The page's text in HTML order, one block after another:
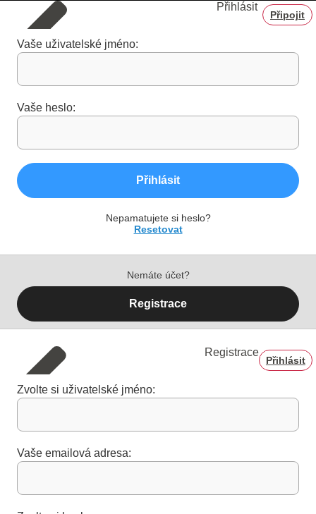
Přihlásit
Připojit
Vaše uživatelské jméno:
Vaše heslo:
Přihlásit
Nepamatujete si heslo?
Resetovat
Nemáte účet?
Registrace
Registrace
Přihlásit
Zvolte si uživatelské jméno:
Vaše emailová adresa: